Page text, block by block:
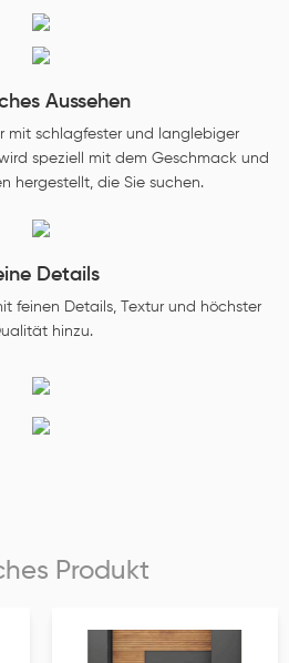
Aussehen
mit schlagfester und langlebiger
speziell mit dem Geschmack und
hergestellt, die Sie suchen.
Details
feinen Details, Textur und höchster
hinzu.
Produkt